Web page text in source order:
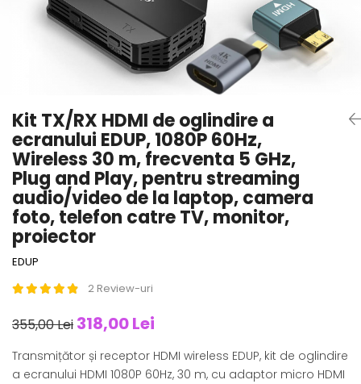
Kit TX/RX HDMI de oglindire a
ecranului EDUP, 1080P 60Hz,
Wireless 30 m, frecventa 5 GHz,
Plug and Play, pentru streaming
audio/video de la laptop, camera
foto, telefon catre TV, monitor,
proiector
EDUP
2 Review-uri
355,00 Lei 318,00 Lei
Transmițător și receptor HDMI wireless EDUP, kit de oglindire
a ecranului HDMI 1080P 60Hz, 30 m, cu adaptor micro HDMI